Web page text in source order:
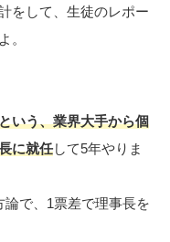
をして、生徒のレポー
。
いう、業界大手から個
に就任して5年やりま
で、1票差で理事長を